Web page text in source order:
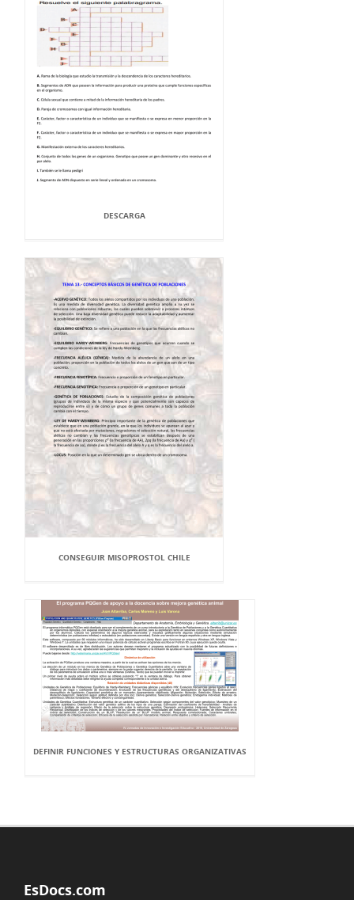
DESCARGA
CONSEGUIR MISOPROSTOL CHILE
DEFINIR FUNCIONES Y ESTRUCTURAS ORGANIZATIVAS
EsDocs.com